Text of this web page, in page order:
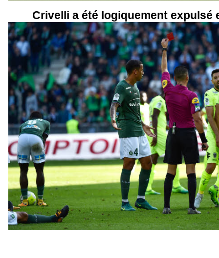
Crivelli a été logiquement expulsé